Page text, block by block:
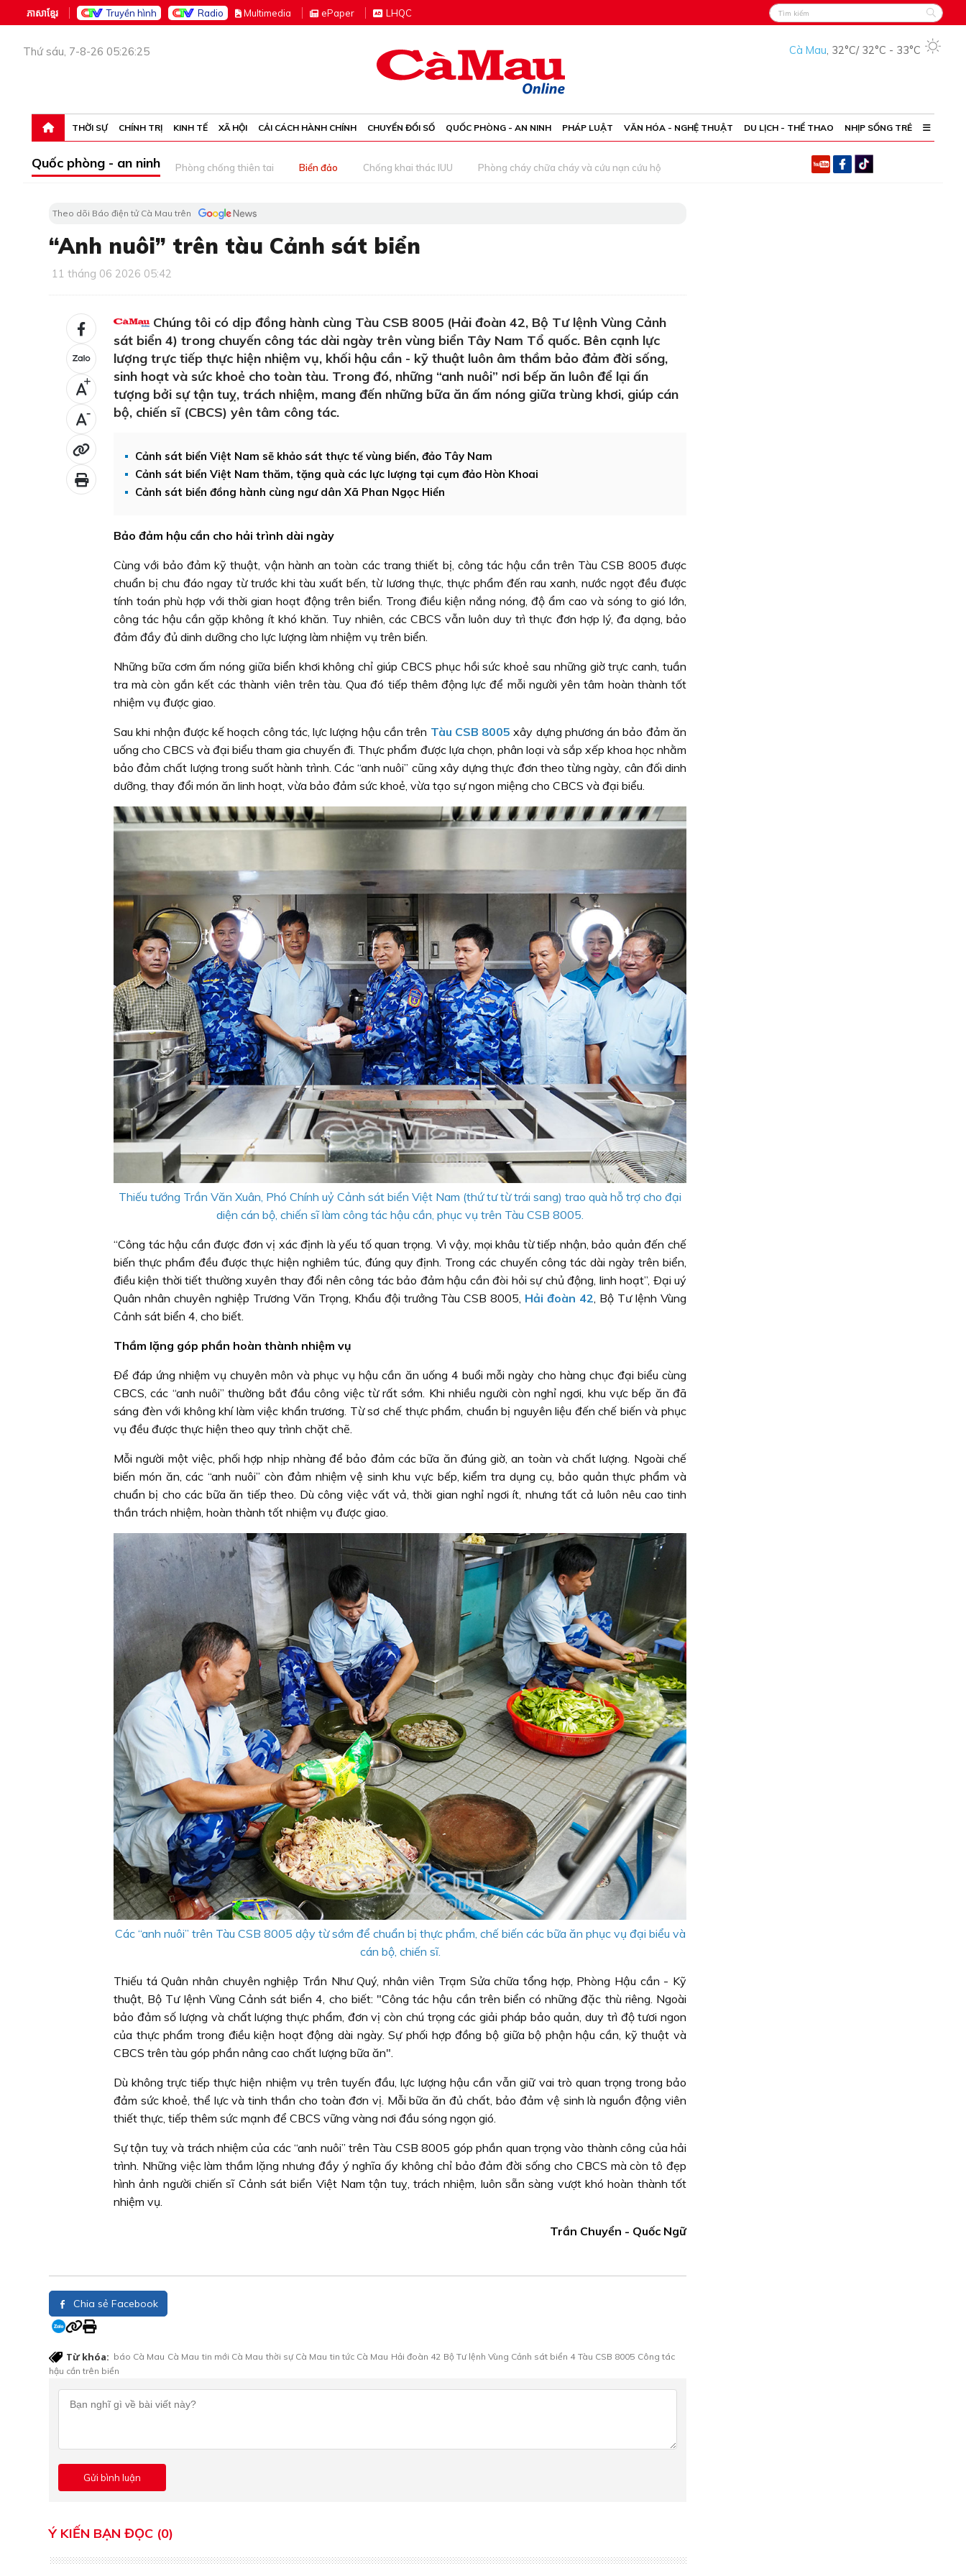
ភាសាខ្មែរ Truyền hình Radio Multimedia ePaper LHQC
Thứ sáu, 7-8-26 05:26:25 Cà Mau, 32°C/ 32°C - 33°C
THỜI SỰ CHÍNH TRỊ KINH TẾ XÃ HỘI CẢI CÁCH HÀNH CHÍNH CHUYỂN ĐỔI SỐ QUỐC PHÒNG - AN NINH PHÁP LUẬT VĂN HÓA - NGHỆ THUẬT DU LỊCH - THỂ THAO NHỊP SỐNG TRẺ
Quốc phòng - an ninh Phòng chống thiên tai Biển đảo Chống khai thác IUU Phòng cháy chữa cháy và cứu nạn cứu hộ
Theo dõi Báo điện tử Cà Mau trên
“Anh nuôi” trên tàu Cảnh sát biển
11 tháng 06 2026 05:42
+
-
Chúng tôi có dịp đồng hành cùng Tàu CSB 8005 (Hải đoàn 42, Bộ Tư lệnh Vùng Cảnh
sát biển 4) trong chuyến công tác dài ngày trên vùng biển Tây Nam Tổ quốc. Bên cạnh lực
lượng trực tiếp thực hiện nhiệm vụ, khối hậu cần - kỹ thuật luôn âm thầm bảo đảm đời sống,
sinh hoạt và sức khoẻ cho toàn tàu. Trong đó, những “anh nuôi” nơi bếp ăn luôn để lại ấn
tượng bởi sự tận tuỵ, trách nhiệm, mang đến những bữa ăn ấm nóng giữa trùng khơi, giúp cán
bộ, chiến sĩ (CBCS) yên tâm công tác.
Cảnh sát biển Việt Nam sẽ khảo sát thực tế vùng biển, đảo Tây Nam
Cảnh sát biển Việt Nam thăm, tặng quà các lực lượng tại cụm đảo Hòn Khoai
Cảnh sát biển đồng hành cùng ngư dân Xã Phan Ngọc Hiển
Bảo đảm hậu cần cho hải trình dài ngày
Cùng với bảo đảm kỹ thuật, vận hành an toàn các trang thiết bị, công tác hậu cần trên Tàu CSB 8005 được
chuẩn bị chu đáo ngay từ trước khi tàu xuất bến, từ lương thực, thực phẩm đến rau xanh, nước ngọt đều được
tính toán phù hợp với thời gian hoạt động trên biển. Trong điều kiện nắng nóng, độ ẩm cao và sóng to gió lớn,
công tác hậu cần gặp không ít khó khăn. Tuy nhiên, các CBCS vẫn luôn duy trì thực đơn hợp lý, đa dạng, bảo
đảm đầy đủ dinh dưỡng cho lực lượng làm nhiệm vụ trên biển.
Những bữa cơm ấm nóng giữa biển khơi không chỉ giúp CBCS phục hồi sức khoẻ sau những giờ trực canh, tuần
tra mà còn gắn kết các thành viên trên tàu. Qua đó tiếp thêm động lực để mỗi người yên tâm hoàn thành tốt
nhiệm vụ được giao.
Sau khi nhận được kế hoạch công tác, lực lượng hậu cần trên Tàu CSB 8005 xây dựng phương án bảo đảm ăn
uống cho CBCS và đại biểu tham gia chuyến đi. Thực phẩm được lựa chọn, phân loại và sắp xếp khoa học nhằm
bảo đảm chất lượng trong suốt hành trình. Các “anh nuôi” cũng xây dựng thực đơn theo từng ngày, cân đối dinh
dưỡng, thay đổi món ăn linh hoạt, vừa bảo đảm sức khoẻ, vừa tạo sự ngon miệng cho CBCS và đại biểu.
Thiếu tướng Trần Văn Xuân, Phó Chính uỷ Cảnh sát biển Việt Nam (thứ tư từ trái sang) trao quà hỗ trợ cho đại
diện cán bộ, chiến sĩ làm công tác hậu cần, phục vụ trên Tàu CSB 8005.
“Công tác hậu cần được đơn vị xác định là yếu tố quan trọng. Vì vậy, mọi khâu từ tiếp nhận, bảo quản đến chế
biến thực phẩm đều được thực hiện nghiêm túc, đúng quy định. Trong các chuyến công tác dài ngày trên biển,
điều kiện thời tiết thường xuyên thay đổi nên công tác bảo đảm hậu cần đòi hỏi sự chủ động, linh hoạt”, Ðại uý
Quân nhân chuyên nghiệp Trương Văn Trọng, Khẩu đội trưởng Tàu CSB 8005, Hải đoàn 42 , Bộ Tư lệnh Vùng
Cảnh sát biển 4, cho biết.
Thầm lặng góp phần hoàn thành nhiệm vụ
Ðể đáp ứng nhiệm vụ chuyên môn và phục vụ hậu cần ăn uống 4 buổi mỗi ngày cho hàng chục đại biểu cùng
CBCS, các “anh nuôi” thường bắt đầu công việc từ rất sớm. Khi nhiều người còn nghỉ ngơi, khu vực bếp ăn đã
sáng đèn với không khí làm việc khẩn trương. Từ sơ chế thực phẩm, chuẩn bị nguyên liệu đến chế biến và phục
vụ đều được thực hiện theo quy trình chặt chẽ.
Mỗi người một việc, phối hợp nhịp nhàng để bảo đảm các bữa ăn đúng giờ, an toàn và chất lượng. Ngoài chế
biến món ăn, các “anh nuôi” còn đảm nhiệm vệ sinh khu vực bếp, kiểm tra dụng cụ, bảo quản thực phẩm và
chuẩn bị cho các bữa ăn tiếp theo. Dù công việc vất vả, thời gian nghỉ ngơi ít, nhưng tất cả luôn nêu cao tinh
thần trách nhiệm, hoàn thành tốt nhiệm vụ được giao.
Các “anh nuôi” trên Tàu CSB 8005 dậy từ sớm để chuẩn bị thực phẩm, chế biến các bữa ăn phục vụ đại biểu và
cán bộ, chiến sĩ.
Thiếu tá Quân nhân chuyên nghiệp Trần Như Quý, nhân viên Trạm Sửa chữa tổng hợp, Phòng Hậu cần - Kỹ
thuật, Bộ Tư lệnh Vùng Cảnh sát biển 4, cho biết: "Công tác hậu cần trên biển có những đặc thù riêng. Ngoài
bảo đảm số lượng và chất lượng thực phẩm, đơn vị còn chú trọng các giải pháp bảo quản, duy trì độ tươi ngon
của thực phẩm trong điều kiện hoạt động dài ngày. Sự phối hợp đồng bộ giữa bộ phận hậu cần, kỹ thuật và
CBCS trên tàu góp phần nâng cao chất lượng bữa ăn".
Dù không trực tiếp thực hiện nhiệm vụ trên tuyến đầu, lực lượng hậu cần vẫn giữ vai trò quan trọng trong bảo
đảm sức khoẻ, thể lực và tinh thần cho toàn đơn vị. Mỗi bữa ăn đủ chất, bảo đảm vệ sinh là nguồn động viên
thiết thực, tiếp thêm sức mạnh để CBCS vững vàng nơi đầu sóng ngọn gió.
Sự tận tuỵ và trách nhiệm của các “anh nuôi” trên Tàu CSB 8005 góp phần quan trọng vào thành công của hải
trình. Những việc làm thầm lặng nhưng đầy ý nghĩa ấy không chỉ bảo đảm đời sống cho CBCS mà còn tô đẹp
hình ảnh người chiến sĩ Cảnh sát biển Việt Nam tận tuỵ, trách nhiệm, luôn sẵn sàng vượt khó hoàn thành tốt
nhiệm vụ.
Trần Chuyển - Quốc Ngữ
Chia sẻ Facebook
Từ khóa: báo Cà Mau Cà Mau tin mới Cà Mau thời sự Cà Mau tin tức Cà Mau Hải đoàn 42 Bộ Tư lệnh Vùng Cảnh sát biển 4 Tàu CSB 8005 Công tác
hậu cần trên biển
Ý KIẾN BẠN ĐỌC (0)